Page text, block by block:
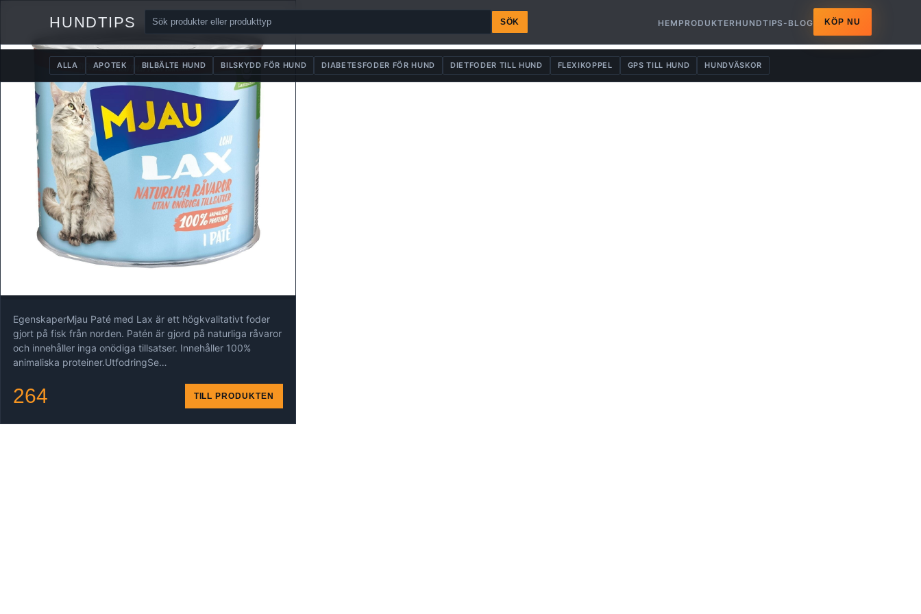
HUNDTIPS SÖK HEM PRODUKTERHUNDTIPS-BLOG KÖP NU
ALLA APOTEK BILBÄLTE HUND BILSKYDD FÖR HUND DIABETESFODER FÖR HUND DIETFODER TILL HUND FLEXIKOPPEL GPS TILL HUND HUNDVÄSKOR
EgenskaperMjau Paté med Lax är ett högkvalitativt foder
gjort på fisk från norden. Patén är gjord på naturliga råvaror
och innehåller inga onödiga tillsatser. Innehåller 100%
animaliska proteiner.UtfodringSe…
264 TILL PRODUKTEN